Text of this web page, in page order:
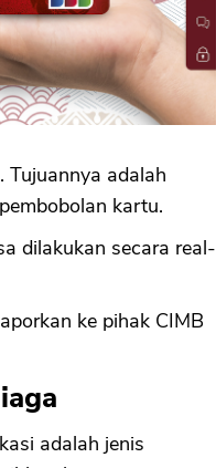
adalah
kartu.
dilakukan secara real-
ke pihak CIMB
adalah jenis